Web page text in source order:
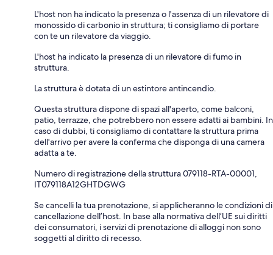
L'host non ha indicato la presenza o l'assenza di un rilevatore di
monossido di carbonio in struttura; ti consigliamo di portare
con te un rilevatore da viaggio.
L'host ha indicato la presenza di un rilevatore di fumo in
struttura.
La struttura è dotata di un estintore antincendio.
Questa struttura dispone di spazi all'aperto, come balconi,
patio, terrazze, che potrebbero non essere adatti ai bambini. In
caso di dubbi, ti consigliamo di contattare la struttura prima
dell'arrivo per avere la conferma che disponga di una camera
adatta a te.
Numero di registrazione della struttura 079118-RTA-00001,
IT079118A12GHTDGWG
Se cancelli la tua prenotazione, si applicheranno le condizioni di
cancellazione dell’host. In base alla normativa dell’UE sui diritti
dei consumatori, i servizi di prenotazione di alloggi non sono
soggetti al diritto di recesso.